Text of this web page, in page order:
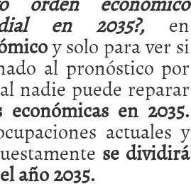
3 de octubre de 2025
en 2035?, en
y solo para ver si
al pronóstico por
nadie puede reparar
económicas en 2035.
actuales y
se dividirá
año 2035.